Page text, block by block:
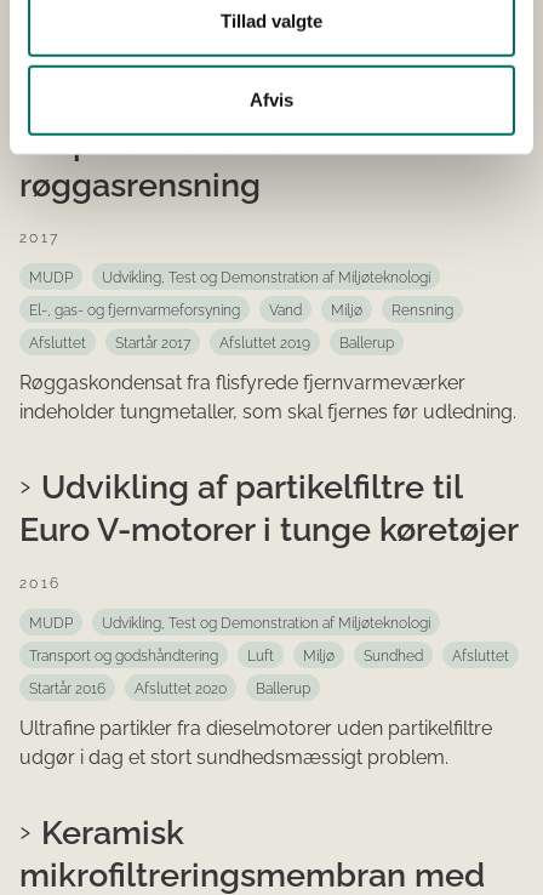
Tillad valgte
Afvis
Elektrokoagulering til
optimeret rensning og genbrug
af spildevand fra
røggasrensning
2017
MUDP
Udvikling, Test og Demonstration af Miljøteknologi
El-, gas- og fjernvarmeforsyning
Vand Miljø
Rensning
Afsluttet
Startår 2017 Afsluttet 2019 Ballerup
Røggaskondensat fra flisfyrede fjernvarmeværker
indeholder tungmetaller, som skal fjernes før udledning.
Udvikling af partikelfiltre til
Euro V-motorer i tunge køretøjer
2016
MUDP
Udvikling, Test og Demonstration af Miljøteknologi
Transport og godshåndtering
Luft Miljø Sundhed
Afsluttet
Startår 2016
Afsluttet 2020 Ballerup
Ultrafine partikler fra dieselmotorer uden partikelfiltre
udgør i dag et stort sundhedsmæssigt problem.
Keramisk
mikrofiltreringsmembran med